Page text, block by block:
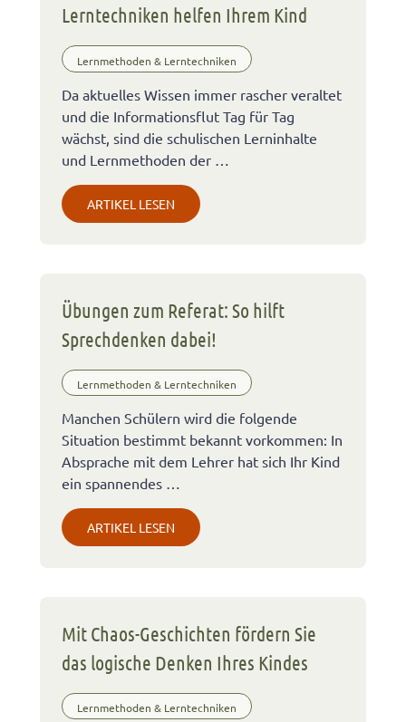
Lerntechniken helfen Ihrem Kind
Lernmethoden & Lerntechniken
Da aktuelles Wissen immer rascher veraltet
und die Informationsflut Tag für Tag
wächst, sind die schulischen Lerninhalte
und Lernmethoden der …
ARTIKEL LESEN
Übungen zum Referat: So hilft
Sprechdenken dabei!
Lernmethoden & Lerntechniken
Manchen Schülern wird die folgende
Situation bestimmt bekannt vorkommen: In
Absprache mit dem Lehrer hat sich Ihr Kind
ein spannendes …
ARTIKEL LESEN
Mit Chaos-Geschichten fördern Sie
das logische Denken Ihres Kindes
Lernmethoden & Lerntechniken